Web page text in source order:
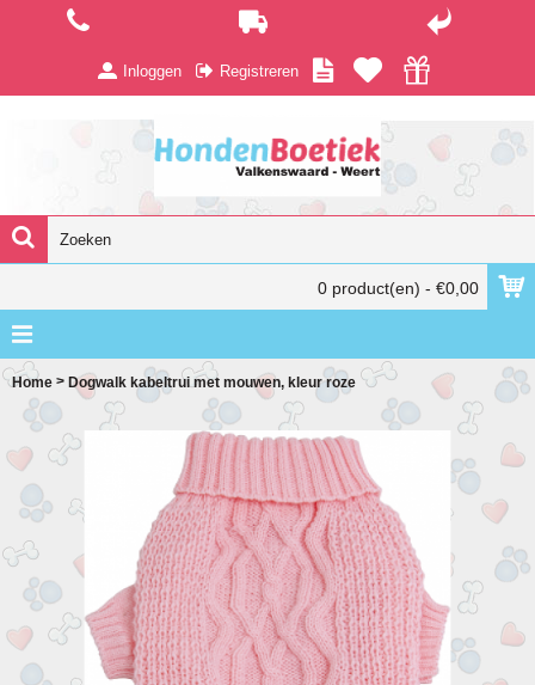
Inloggen Registreren
0 product(en) - €0,00
Home > Dogwalk kabeltrui met mouwen, kleur roze